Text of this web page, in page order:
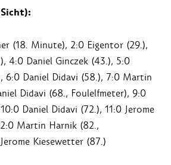
(18. Minute), 2:0 Eigentor (29.),
4:0 Daniel Ginczek (43.), 5:0
6:0 Daniel Didavi (58.), 7:0 Martin
Didavi (68., Foulelfmeter), 9:0
Daniel Didavi (72.), 11:0 Jerome
Martin Harnik (82.,
Kiesewetter (87.)